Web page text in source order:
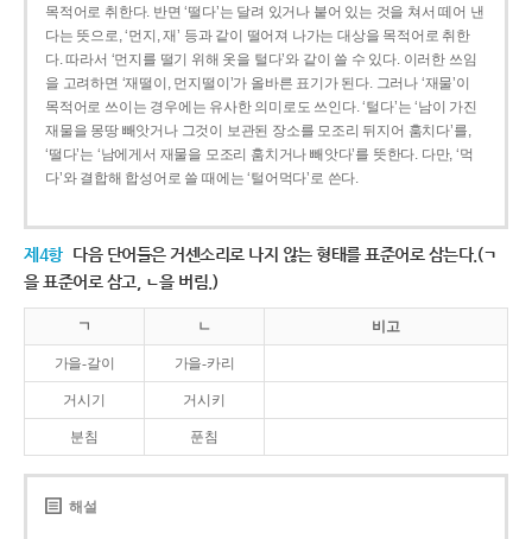
목적어로 취한다. 반면 ‘떨다’는 달려 있거나 붙어 있는 것을 쳐서 떼어 낸
다는 뜻으로, ‘먼지, 재’ 등과 같이 떨어져 나가는 대상을 목적어로 취한
다. 따라서 ‘먼지를 떨기 위해 옷을 털다’와 같이 쓸 수 있다. 이러한 쓰임
을 고려하면 ‘재떨이, 먼지떨이’가 올바른 표기가 된다. 그러나 ‘재물’이
목적어로 쓰이는 경우에는 유사한 의미로도 쓰인다. ‘털다’는 ‘남이 가진
재물을 몽땅 빼앗거나 그것이 보관된 장소를 모조리 뒤지어 훔치다’를,
‘떨다’는 ‘남에게서 재물을 모조리 훔치거나 빼앗다’를 뜻한다. 다만, ‘먹
다’와 결합해 합성어로 쓸 때에는 ‘털어먹다’로 쓴다.
제4항 다음 단어들은 거센소리로 나지 않는 형태를 표준어로 삼는다.(ㄱ
을 표준어로 삼고, ㄴ을 버림.)
ㄱ ㄴ 비고
가을-갈이 가을-카리
거시기 거시키
분침 푼침
해설